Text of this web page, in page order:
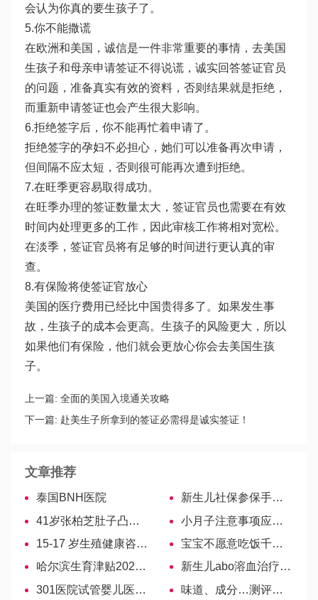
会认为你真的要生孩子了。
5.你不能撒谎
在欧洲和美国，诚信是一件非常重要的事情，去美国
生孩子和母亲申请签证不得说谎，诚实回答签证官员
的问题，准备真实有效的资料，否则结果就是拒绝，
而重新申请签证也会产生很大影响。
6.拒绝签字后，你不能再忙着申请了。
拒绝签字的孕妇不必担心，她们可以准备再次申请，
但间隔不应太短，否则很可能再次遭到拒绝。
7.在旺季更容易取得成功。
在旺季办理的签证数量太大，签证官员也需要在有效
时间内处理更多的工作，因此审核工作将相对宽松。
在淡季，签证官员将有足够的时间进行更认真的审
查。
8.有保险将使签证官放心
美国的医疗费用已经比中国贵得多了。如果发生事
故，生孩子的成本会更高。生孩子的风险更大，所以
如果他们有保险，他们就会更放心你会去美国生孩
子。
上一篇: 全面的美国入境通关攻略
下一篇: 赴美生子所拿到的签证必需得是诚实签证！
文章推荐
泰国BNH医院
新生儿社保参保手续汇总，5大证件必须同时带齐
41岁张柏芝肚子凸起明显，疑似怀上第四胎！
小月子注意事项应谨记，穿衣、饮食皆有讲究！
15-17 岁生殖健康咨询揭秘，看完便知
宝宝不愿意吃饭千万别强迫，找准原因才能更好解决
哈尔滨生育津贴2021年新规定，丈夫也能报！
新生儿abo溶血治疗方法有3种，光照和药物最常见
301医院试管婴儿医生名单，2022生殖大夫助孕成功率排名
味道、成分…测评惠氏孕妇奶粉怎么样